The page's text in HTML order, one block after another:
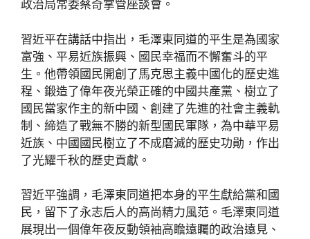
政治局常委蔡奇掌管座談會。
習近平在講話中指出，毛澤東同道的平生是為國家
富強、平易近族振興、國民幸福而不懈奮斗的平
生。他帶領國民開創了馬克思主義中國化的歷史進
程、鍛造了偉年夜光榮正確的中國共產黨、樹立了
國民當家作主的新中國、創建了先進的社會主義軌
制、締造了戰無不勝的新型國民軍隊，為中華平易
近族、中國國民樹立了不成磨滅的歷史功勛，作出
了光耀千秋的歷史貢獻。
習近平強調，毛澤東同道把本身的平生獻給黨和國
民，留下了永志后人的高尚精力風范。毛澤東同道
展現出一個偉年夜反動領袖高瞻遠矚的政治遠見、